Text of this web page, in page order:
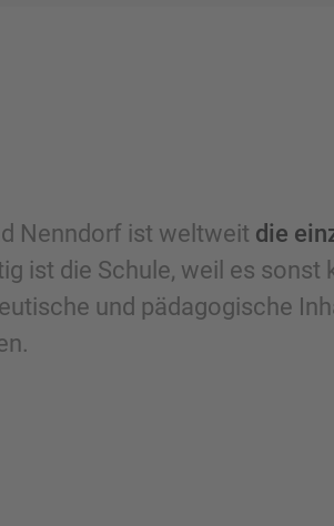
Nenndorf ist weltweit die
ist die Schule, weil es
und pädagogische